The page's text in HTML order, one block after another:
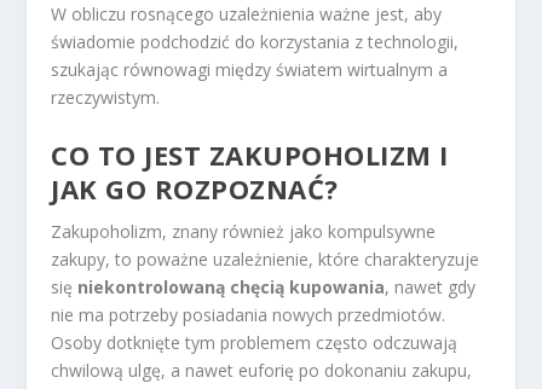
W obliczu rosnącego uzależnienia ważne jest, aby
świadomie podchodzić do korzystania z technologii,
szukając równowagi między światem wirtualnym a
rzeczywistym.
CO TO JEST ZAKUPOHOLIZM I
JAK GO ROZPOZNAĆ?
Zakupoholizm, znany również jako kompulsywne
zakupy, to poważne uzależnienie, które charakteryzuje
się niekontrolowaną chęcią kupowania, nawet gdy
nie ma potrzeby posiadania nowych przedmiotów.
Osoby dotknięte tym problemem często odczuwają
chwilową ulgę, a nawet euforię po dokonaniu zakupu,